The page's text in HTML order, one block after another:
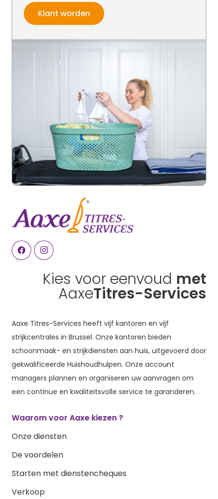
Klant worden
Kies voor eenvoud met
AaxeTitres-Services
Aaxe Titres-Services heeft vijf kantoren en vijf
strijkcentrales in Brussel. Onze kantoren bieden
schoonmaak- en strijkdiensten aan huis, uitgevoerd door
gekwalificeerde Huishoudhulpen. Onze account
managers plannen en organiseren uw aanvragen om
een continue en kwaliteitsvolle service te garanderen.
Waarom voor Aaxe kiezen ?
Onze diensten
De voordelen
Starten met dienstencheques
Verkoop